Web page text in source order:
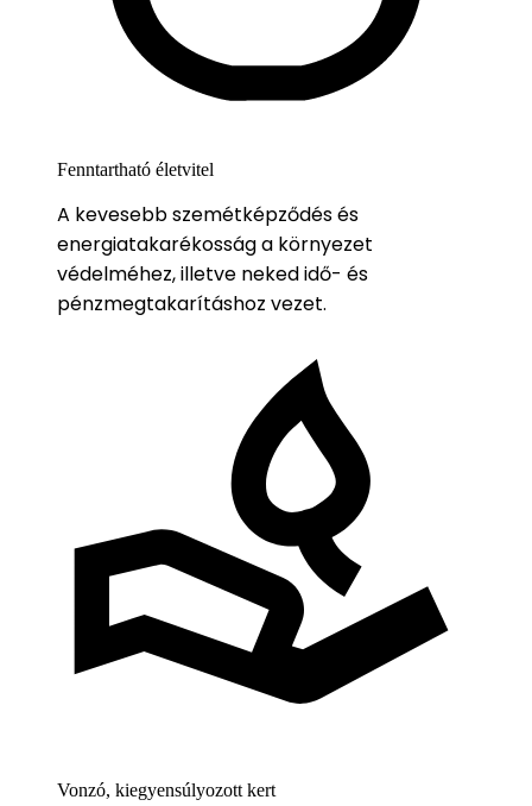
Fenntartható életvitel
A kevesebb szemétképződés és
energiatakarékosság a környezet
védelméhez, illetve neked idő- és
pénzmegtakarításhoz vezet.
Vonzó, kiegyensúlyozott kert